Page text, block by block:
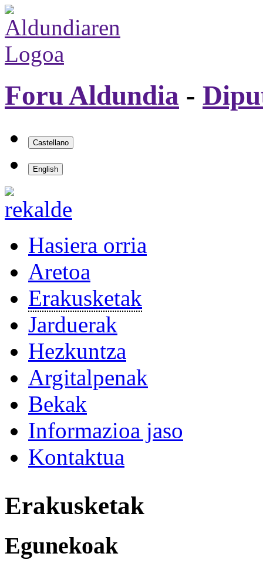
Foru Aldundia -
Hasiera orria
Aretoa
Erakusketak
Jarduerak
Hezkuntza
Argitalpenak
Bekak
Informazioa jaso
Kontaktua
Erakusketak
Egunekoak